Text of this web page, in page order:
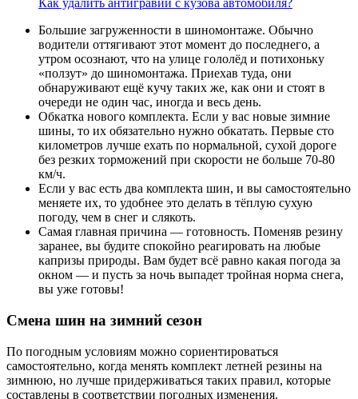
Как удалить антигравий с кузова автомобиля?
Большие загруженности в шиномонтаже. Обычно
водители оттягивают этот момент до последнего, а
утром осознают, что на улице гололёд и потихоньку
«ползут» до шиномонтажа. Приехав туда, они
обнаруживают ещё кучу таких же, как они и стоят в
очереди не один час, иногда и весь день.
Обкатка нового комплекта. Если у вас новые зимние
шины, то их обязательно нужно обкатать. Первые сто
километров лучше ехать по нормальной, сухой дороге
без резких торможений при скорости не больше 70-80
км/ч.
Если у вас есть два комплекта шин, и вы самостоятельно
меняете их, то удобнее это делать в тёплую сухую
погоду, чем в снег и слякоть.
Самая главная причина — готовность. Поменяв резину
заранее, вы будите спокойно реагировать на любые
капризы природы. Вам будет всё равно какая погода за
окном — и пусть за ночь выпадет тройная норма снега,
вы уже готовы!
Смена шин на зимний сезон
По погодным условиям можно сориентироваться
самостоятельно, когда менять комплект летней резины на
зимнюю, но лучше придерживаться таких правил, которые
составлены в соответствии погодных изменения.